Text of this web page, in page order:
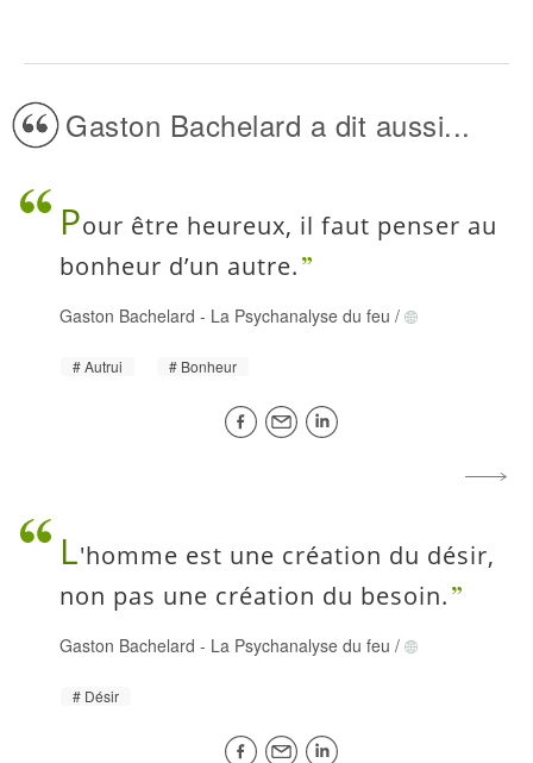
Gaston Bachelard a dit aussi...
Pour être heureux, il faut penser au
bonheur d’un autre.
Gaston Bachelard - La Psychanalyse du feu /
Autrui Bonheur
L'homme est une création du désir,
non pas une création du besoin.
Gaston Bachelard - La Psychanalyse du feu /
Désir